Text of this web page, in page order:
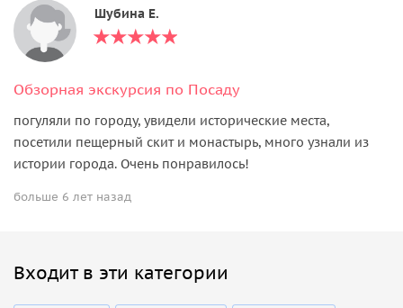
Шубина Е.
Обзорная экскурсия по Посаду
погуляли по городу, увидели исторические места,
посетили пещерный скит и монастырь, много узнали из
истории города. Очень понравилось!
больше 6 лет назад
Входит в эти категории